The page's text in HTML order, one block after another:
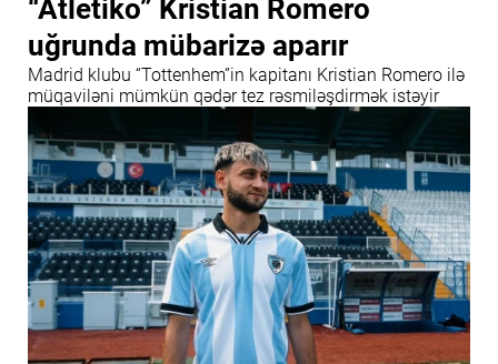
“Atletiko” Kristian Romero
uğrunda mübarizə aparır
Madrid klubu “Tottenhem”in kapitanı Kristian Romero ilə
müqaviləni mümkün qədər tez rəsmiləşdirmək istəyir